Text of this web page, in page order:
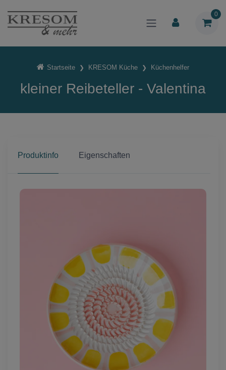
0
Startseite KRESOM Küche Küchenhelfer
kleiner Reibeteller - Valentina
Produktinfo Eigenschaften